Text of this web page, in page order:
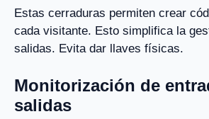
Estas cerraduras permiten crear
cada visitante. Esto simplifica la
salidas. Evita dar llaves físicas.
Monitorización de
salidas